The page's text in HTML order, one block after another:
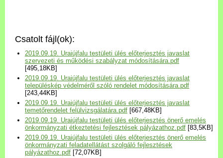
Választási információk
Versenyképes Járások
Program
Települési Arculati
Kézikönyv
Hírek
Csatolt fájl(ok):
2019.09.19. Uraiújfalu testületi ülés előterjesztés javaslat
szervezeti és működési szabályzat módosítására.pdf
[495,18KB]
2019.09.19. Uraiújfalu testületi ülés előterjesztés javaslat
településkép védelméről szóló rendelet módosítására.pdf
[243,44KB]
2019.09.19. Uraiújfalu testületi ülés előterjesztés javaslat
temetőrendelet felülvizsgálatára.pdf [667,48KB]
2019.09.19. Uraiújfalu testületi ülés előterjesztés önerő emelés
önkormányzati étkeztetési fejlesztések pályázathoz.pdf [83,5KB]
2019.09.19. Uraiújfalu testületi ülés előterjesztés önerő emelés
önkormányzati feladatellátást szolgáló fejlesztések
pályázathoz.pdf [72,07KB]